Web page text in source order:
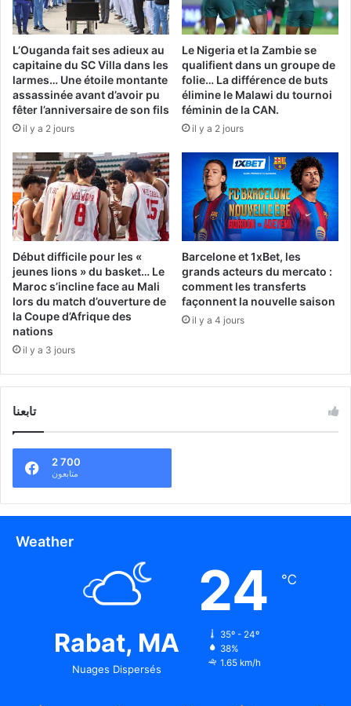
L’Ouganda fait ses adieux au
capitaine du SC Villa dans les
larmes… Une étoile montante
assassinée avant d’avoir pu
fêter l’anniversaire de son fils
il y a 2 jours
Le Nigeria et la Zambie se
qualifient dans un groupe de
folie… La différence de buts
élimine le Malawi du tournoi
féminin de la CAN.
il y a 2 jours
Début difficile pour les «
jeunes lions » du basket… Le
Maroc s’incline face au Mali
lors du match d’ouverture de
la Coupe d’Afrique des
nations
il y a 3 jours
Barcelone et 1xBet, les
grands acteurs du mercato :
comment les transferts
façonnent la nouvelle saison
il y a 4 jours
تابعنا
2 700
متابعون
Weather
Rabat, MA
Nuages Dispersés
24 ℃
35º - 24º
38%
1.65 km/h